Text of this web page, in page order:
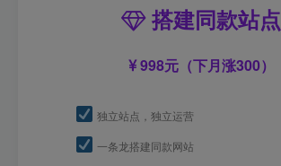
搭建同款站点
998元（下月涨300）
独立站点，独立运营
一条龙搭建同款网站